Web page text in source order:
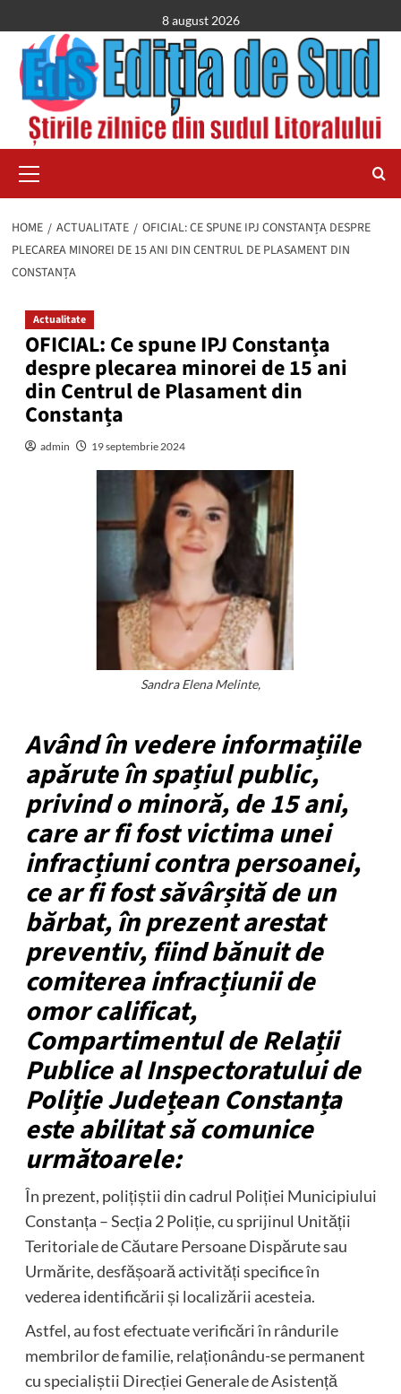
to
content
8 august 2026
Menu
HOME ACTUALITATE
OFICIAL: CE SPUNE IPJ CONSTANȚA DESPRE
PLECAREA MINOREI DE 15 ANI DIN CENTRUL DE PLASAMENT DIN
CONSTANȚA
Actualitate
OFICIAL: Ce spune IPJ Constanța
despre plecarea minorei de 15 ani
din Centrul de Plasament din
Constanța
admin 19 septembrie 2024
Sandra Elena Melinte,
Având în vedere informațiile
apărute în spațiul public,
privind o minoră, de 15 ani,
care ar fi fost victima unei
infracțiuni contra persoanei,
ce ar fi fost săvârșită de un
bărbat, în prezent arestat
preventiv, fiind bănuit de
comiterea infracțiunii de
omor calificat,
Compartimentul de Relații
Publice al Inspectoratului de
Poliție Județean Constanța
este abilitat să comunice
următoarele:
În prezent, polițiștii din cadrul Poliției Municipiului
Constanța – Secția 2 Poliție, cu sprijinul Unității
Teritoriale de Căutare Persoane Dispărute sau
Urmărite, desfășoară activități specifice în
vederea identificării și localizării acesteia.
Astfel, au fost efectuate verificări în rândurile
membrilor de familie, relaționându-se permanent
cu specialiștii Direcției Generale de Asistență